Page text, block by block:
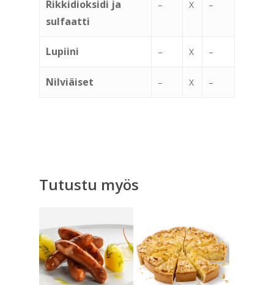
Rikkidioksidi ja
sulfaatti
– X –
Lupiini – X –
Nilviäiset – X –
Tutustu myös